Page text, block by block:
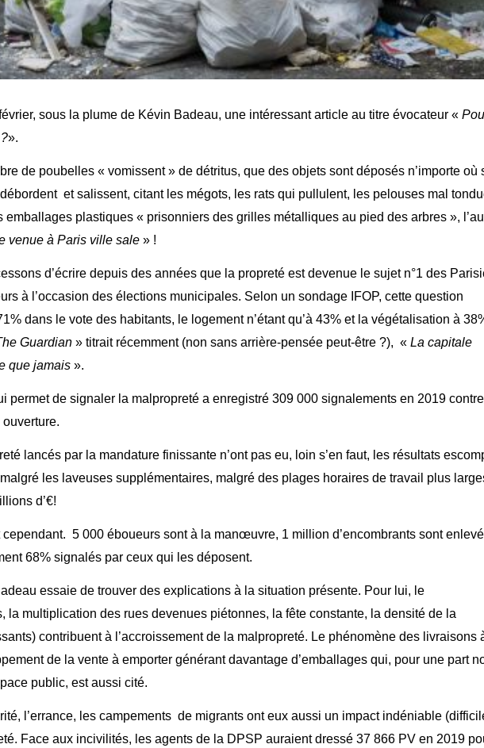
sous la plume de Kévin Badeau, une intéressant article au titre évocateur «
».
de poubelles « vomissent » de détritus, que des objets sont déposés n’importe où
et salissent, citant les mégots, les rats qui pullulent, les pelouses mal
emballages plastiques « prisonniers des grilles métalliques au pied des arbres »,
venue à Paris ville sale » !
d’écrire depuis des années que la propreté est devenue le sujet n°1 des
à l’occasion des élections municipales. Selon un sondage IFOP, cette question
dans le vote des habitants, le logement n’étant qu’à 43% et la végétalisation à
Guardian » titrait récemment (non sans arrière-pensée peut-être ?), « La capitale
que jamais ».
permet de signaler la malpropreté a enregistré 309 000 signalements en 2019
ouverture.
lancés par la mandature finissante n’ont pas eu, loin s’en faut, les résultats
les laveuses supplémentaires, malgré des plages horaires de travail plus
d’€!
5 000 éboueurs sont à la manœuvre, 1 million d’encombrants sont
68% signalés par ceux qui les déposent.
essaie de trouver des explications à la situation présente. Pour lui, le
la multiplication des rues devenues piétonnes, la fête constante, la densité de la
contribuent à l’accroissement de la malpropreté. Le phénomène des livraisons
de la vente à emporter générant davantage d’emballages qui, pour une part
public, est aussi cité.
l’errance, les campements de migrants ont eux aussi un impact indéniable
Face aux incivilités, les agents de la DPSP auraient dressé 37 866 PV en 2019